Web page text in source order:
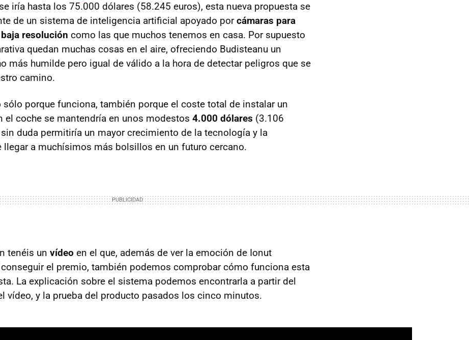
iría hasta los 75.000 dólares (58.245 euros), esta nueva propuesta se
de un sistema de inteligencia artificial apoyado porcámaras para
resolución como las que muchos tenemos en casa. Por supuesto
quedan muchas cosas en el aire, ofreciendo Budisteanu un
más humilde pero igual de válido a la hora de detectar peligros que se
camino.
sólo porque funciona, también porque el coste total de instalar un
el coche se mantendría en unos modestos 4.000 dólares (3.106
duda permitiría un mayor crecimiento de la tecnología y la
llegar a muchísimos más bolsillos en un futuro cercano.
tenéis un vídeo en el que, además de ver la emoción de Ionut
el premio, también podemos comprobar cómo funciona esta
La explicación sobre el sistema podemos encontrarla a partir del
vídeo, y la prueba del producto pasados los cinco minutos.